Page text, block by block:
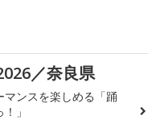
／奈良県
マンスを楽しめる「踊
」